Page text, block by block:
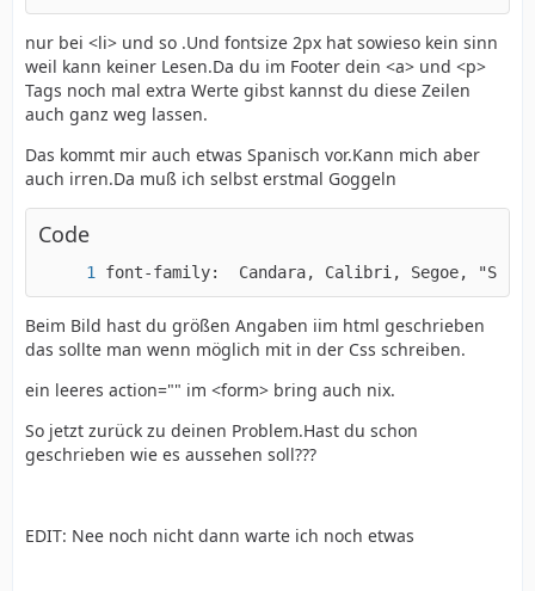
nur bei <li> und so .Und fontsize 2px hat sowieso kein sinn
weil kann keiner Lesen.Da du im Footer dein <a> und <p>
Tags noch mal extra Werte gibst kannst du diese Zeilen
auch ganz weg lassen.
Das kommt mir auch etwas Spanisch vor.Kann mich aber
auch irren.Da muß ich selbst erstmal Goggeln
Code
font-family:  Candara, Calibri, Segoe,
Beim Bild hast du größen Angaben iim html geschrieben
das sollte man wenn möglich mit in der Css schreiben.
ein leeres action="" im <form> bring auch nix.
So jetzt zurück zu deinen Problem.Hast du schon
geschrieben wie es aussehen soll???
EDIT: Nee noch nicht dann warte ich noch etwas